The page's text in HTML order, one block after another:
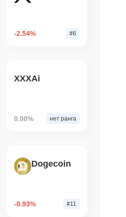
в
-2.54% #6
XXXAi
0.00% нет ранга
Dogecoin
-0.93% #11